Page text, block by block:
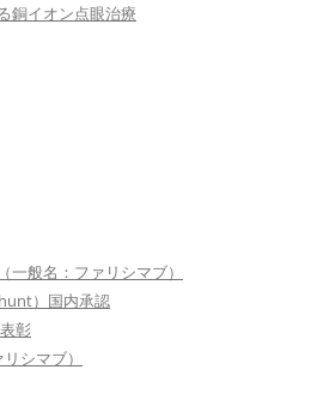
銅イオン点眼治療
般名：ファリシマブ）
）国内承認
彰
シマブ）